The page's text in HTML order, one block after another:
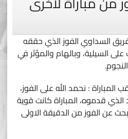
السداوي الفوز الذي حققه
السيلية، وبالهام والمؤثر في
: نحمد الله على الفوز،
قدموه، المباراة كانت قوية
عن الفوز من الدقيقة الاولى